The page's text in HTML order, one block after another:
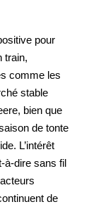
pour
train,
comme les
stable
bien que
de tonte
L’intérêt
à-dire sans fil
de